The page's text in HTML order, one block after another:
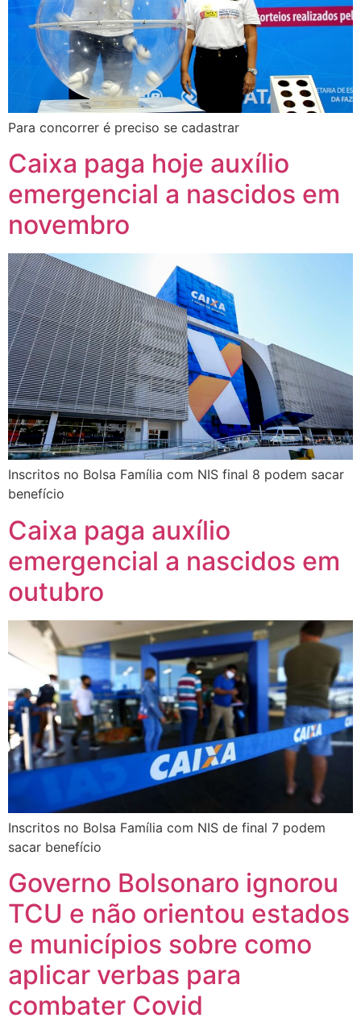
Para concorrer é preciso se cadastrar
Caixa paga hoje auxílio
emergencial a nascidos em
novembro
Inscritos no Bolsa Família com NIS final 8 podem sacar
benefício
Caixa paga auxílio
emergencial a nascidos em
outubro
Inscritos no Bolsa Família com NIS de final 7 podem
sacar benefício
Governo Bolsonaro ignorou
TCU e não orientou estados
e municípios sobre como
aplicar verbas para
combater Covid